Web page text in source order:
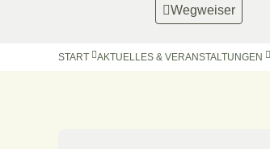
Wegweiser
START AKTUELLES & VERANSTALTUNGEN